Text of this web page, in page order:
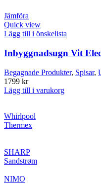
Jämföra
Quick view
Lägg till i önskelista
Inbyggnadsugn Vit
Begagnade Produkter, Spisar,
1799 kr
Lägg till i varukorg
Whirlpool
Thermex
SHARP
Sandstrøm
NIMO